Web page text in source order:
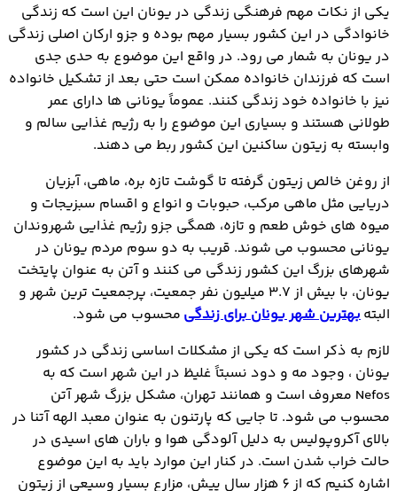
یکی از نکات مهم فرهنگی زندگی در یونان این است که زندگی
خانوادگی در این کشور بسیار مهم بوده و جزو ارکان اصلی زندگی
در یونان به شمار می رود. در واقع این موضوع به حدی جدی
است که فرزندان خانواده ممکن است حتی بعد از تشکیل خانواده
نیز با خانواده خود زندگی کنند. عموماً یونانی ها دارای عمر
طولانی هستند و بسیاری این موضوع را به رژیم غذایی سالم و
وابسته به زیتون ساکنین این کشور ربط می دهند.
از روغن خالص زیتون گرفته تا گوشت تازه بره، ماهی، آبزیان
دریایی مثل ماهی مرکب، حبوبات و انواع و اقسام سبزیجات و
میوه های خوش طعم و تازه، همگی جزو رژیم غذایی شهروندان
یونانی محسوب می شوند. قریب به دو سوم مردم یونان در
شهرهای بزرگ این کشور زندگی می کنند و آتن به عنوان پایتخت
یونان، با بیش از 3.7 میلیون نفر جمعیت، پرجمعیت ترین شهر و
البتهبهترین شهر یونان برای زندگی محسوب می شود.
لازم به ذکر است که یکی از مشکلات اساسی زندگی در کشور
یونان ، وجود مه و دود نسبتاً غلیظ در این شهر است که به
Nefos معروف است و همانند تهران، مشکل بزرگ شهر آتن
محسوب می شود. تا جایی که پارتنون به عنوان معبد الهه آتنا در
بالای آکروپولیس به دلیل آلودگی هوا و باران های اسیدی در
حالت خراب شدن است. در کنار این موارد باید به این موضوع
اشاره کنیم که از 6 هزار سال پیش، مزارع بسیار وسیعی از زیتون